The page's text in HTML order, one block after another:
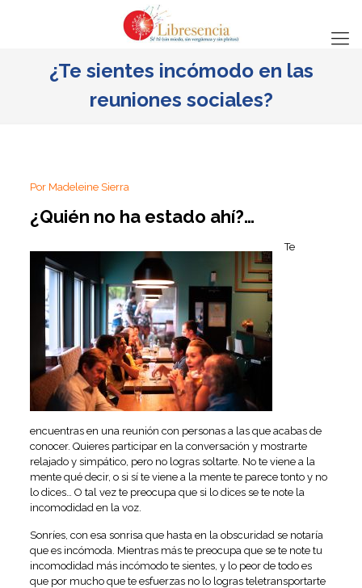
¿Te sientes incómodo en las
reuniones sociales?
Por Madeleine Sierra
¿Quién no ha estado ahí?…
Te
encuentras en una reunión con personas a las que acabas de
conocer. Quieres participar en la conversación y mostrarte
relajado y simpático, pero no logras soltarte. No te viene a la
mente qué decir, o si sí te viene a la mente te parece tonto y no
lo dices… O tal vez te preocupa que si lo dices se te note la
incomodidad en la voz.
Sonríes, con esa sonrisa que hasta en la obscuridad se notaría
que es incómoda. Mientras más te preocupa que se te note tu
incomodidad más incómodo te sientes, y lo peor de todo es
que por mucho que te esfuerzas no lo logras teletransportarte